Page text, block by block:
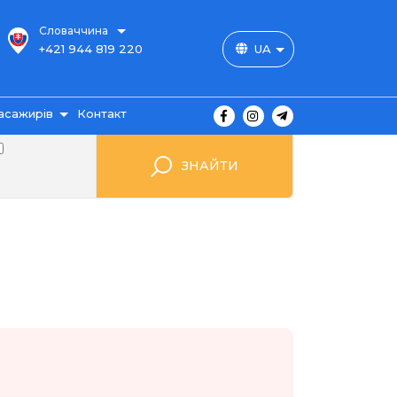
Словаччина
+421 944 819 220 UA
Контакт
ЗНАЙТИ